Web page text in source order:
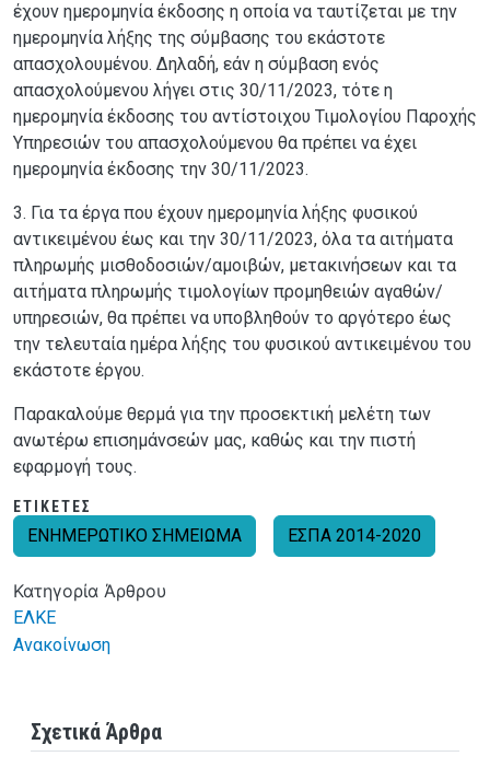
έχουν ημερομηνία έκδοσης η οποία να ταυτίζεται με την
ημερομηνία λήξης της σύμβασης του εκάστοτε
απασχολουμένου. Δηλαδή, εάν η σύμβαση ενός
απασχολούμενου λήγει στις 30/11/2023, τότε η
ημερομηνία έκδοσης του αντίστοιχου Τιμολογίου Παροχής
Υπηρεσιών του απασχολούμενου θα πρέπει να έχει
ημερομηνία έκδοσης την 30/11/2023.
3. Για τα έργα που έχουν ημερομηνία λήξης φυσικού
αντικειμένου έως και την 30/11/2023, όλα τα αιτήματα
πληρωμής μισθοδοσιών/αμοιβών, μετακινήσεων και τα
αιτήματα πληρωμής τιμολογίων προμηθειών αγαθών/
υπηρεσιών, θα πρέπει να υποβληθούν το αργότερο έως
την τελευταία ημέρα λήξης του φυσικού αντικειμένου του
εκάστοτε έργου.
Παρακαλούμε θερμά για την προσεκτική μελέτη των
ανωτέρω επισημάνσεών μας, καθώς και την πιστή
εφαρμογή τους.
ΕΤΙΚΈΤΕΣ
ΕΝΗΜΕΡΩΤΙΚΟ ΣΗΜΕΙΩΜΑ ΕΣΠΑ 2014-2020
Κατηγορία Άρθρου
ΕΛΚΕ
Ανακοίνωση
Σχετικά Άρθρα